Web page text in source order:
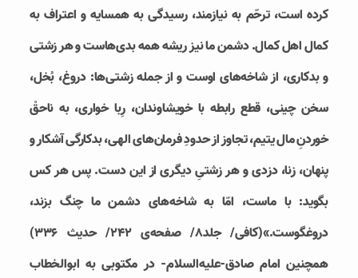
كرده است، ترحّم به نيازمند، رسيدگى به همسايه و اعتراف به
كمال اهل كمال. دشمن ما نيز ريشه همه بدى‌هاست و هر زشتى
و بدكارى، از شاخه‌هاى اوست و از جمله زشتى‌ها: دروغ، بُخل،
سخن چينى، قطع رابطه با خويشاوندان، رِبا خوارى، به ناحقْ
خوردنِ مال يتيم، تجاوز از حدودِ فرمان‌هاى الهى، بدكارگى آشكار و
پنهان، زنا، دزدى و هر زشتىِ ديگرى از اين دست. پس هر كس
بگويد: با ماست، امّا به شاخه‌هاى دشمن ما چنگ بزند،
دروغگوست.»(كافى/ جلد۸/ صفحه‌ی ۲۴۲/ حدیث ۳۳۶)
همچنین امام صادق-علیه‌السلام- در مکتوبی به ابو‌الخطاب